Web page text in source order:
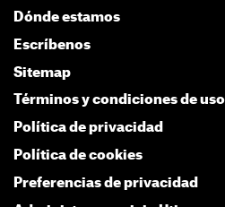
Dónde estamos
Escríbenos
Sitemap
Términos y condiciones de uso
Política de privacidad
Política de cookies
Preferencias de privacidad